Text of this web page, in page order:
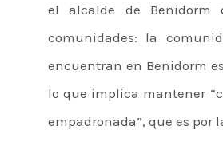
el alcalde de Benidorm
comunidades: la
encuentran en Benidorm
lo que implica mantener
empadronada”, que es